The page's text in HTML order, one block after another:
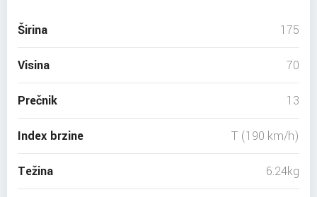
Širina 175
Visina 70
Prečnik 13
Index brzine T (190 km/h)
Težina 6.24kg